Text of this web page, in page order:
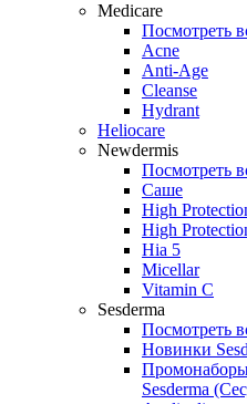
Medicare
Посмотреть
Acne
Anti‑Age
Cleanse
Hydrant
Heliocare
Newdermis
Посмотреть
Саше
High
High
Hia 5
Micellar
Vitamin C
Sesderma
Посмотреть
Новинки
Sesderma